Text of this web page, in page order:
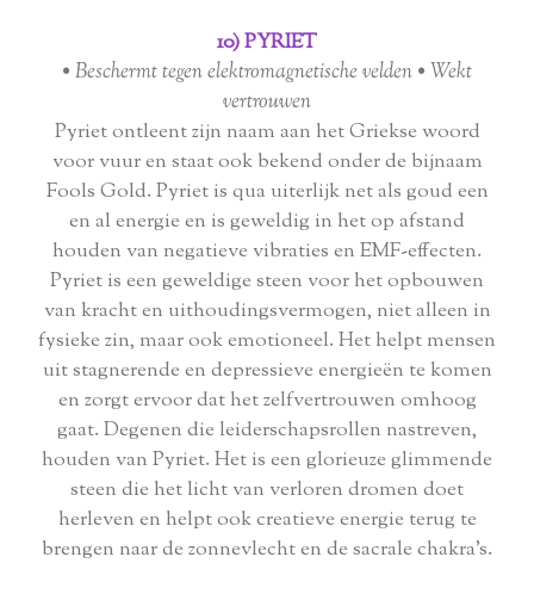
10) PYRIET
• Beschermt tegen elektromagnetische velden • Wekt
vertrouwen
Pyriet ontleent zijn naam aan het Griekse woord
voor vuur en staat ook bekend onder de bijnaam
Fools Gold. Pyriet is qua uiterlijk net als goud een
en al energie en is geweldig in het op afstand
houden van negatieve vibraties en EMF-effecten.
Pyriet is een geweldige steen voor het opbouwen
van kracht en uithoudingsvermogen, niet alleen in
fysieke zin, maar ook emotioneel. Het helpt mensen
uit stagnerende en depressieve energieën te komen
en zorgt ervoor dat het zelfvertrouwen omhoog
gaat. Degenen die leiderschapsrollen nastreven,
houden van Pyriet. Het is een glorieuze glimmende
steen die het licht van verloren dromen doet
herleven en helpt ook creatieve energie terug te
brengen naar de zonnevlecht en de sacrale chakra's.